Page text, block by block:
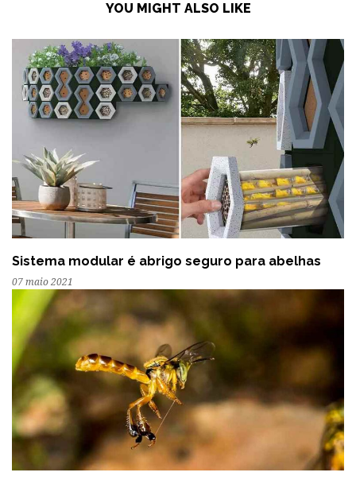
YOU MIGHT ALSO LIKE
Sistema modular é abrigo seguro para abelhas
07 maio 2021